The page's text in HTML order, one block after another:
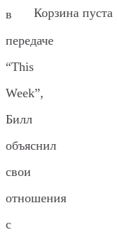
Корзина пуста
в
передаче
“This
Week”,
Билл
объяснил
свои
отношения
с